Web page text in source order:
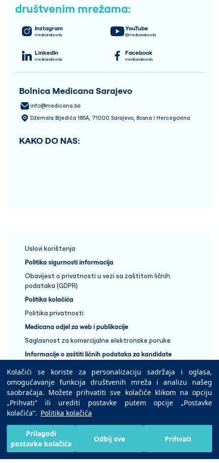
Kolačići se koriste za personalizaciju sadržaja i oglasa,
omogućavanje funkcija društvenih mreža i analizu našeg
saobraćaja. Možete prihvatiti sve kolačiće klikom na opciju
„Prihvati“ ili urediti postavke putem opcije „Postavke
kolačića“. Politika kolačića
Prilagodi
postavke kolačića
Odbij sve Prihvati
društvenim mrežama:
Instagram
medicanabosnia
YouTube
@medicanabosnia
LinkedIn
medicanabosnia
Facebook
medicanabosnia
Bolnica Medicana Sarajevo
info@medicana.ba
Džemala Bijedića 185A, 71000 Sarajevo, Bosna i Hercegovina
KAKO DO NAS:
Uslovi korištenja
Politika sigurnosti informacija
Obavijest o privatnosti u vezi sa zaštitom ličnih
podataka (GDPR)
Politika kolačića
Politika privatnosti
Medicana odjel za web i publikacije
Saglasnost za komercijalne elektronske poruke
Informacije o zaštiti ličnih podataka za kandidate
+387 33 848 888
Copyright © 2025 Medicana Health Group
Preuzmite na